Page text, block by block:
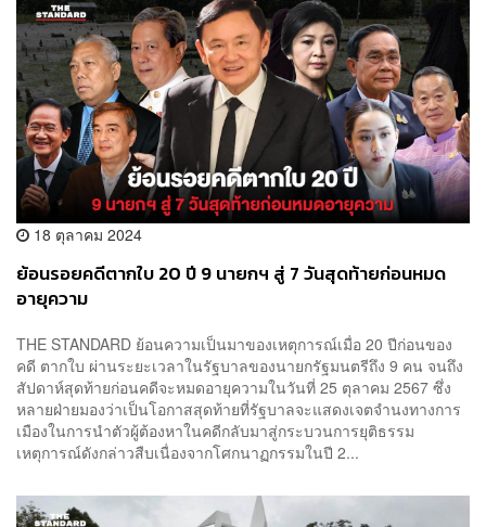
18 ตุลาคม 2024
ย้อนรอยคดีตากใบ 20 ปี 9 นายกฯ สู่ 7 วันสุดท้ายก่อนหมด
อายุความ
THE STANDARD ย้อนความเป็นมาของเหตุการณ์เมื่อ 20 ปีก่อนของ
คดี ตากใบ ผ่านระยะเวลาในรัฐบาลของนายกรัฐมนตรีถึง 9 คน จนถึง
สัปดาห์สุดท้ายก่อนคดีจะหมดอายุความในวันที่ 25 ตุลาคม 2567 ซึ่ง
หลายฝ่ายมองว่าเป็นโอกาสสุดท้ายที่รัฐบาลจะแสดงเจตจำนงทางการ
เมืองในการนำตัวผู้ต้องหาในคดีกลับมาสู่กระบวนการยุติธรรม
เหตุการณ์ดังกล่าวสืบเนื่องจากโศกนาฏกรรมในปี 2...